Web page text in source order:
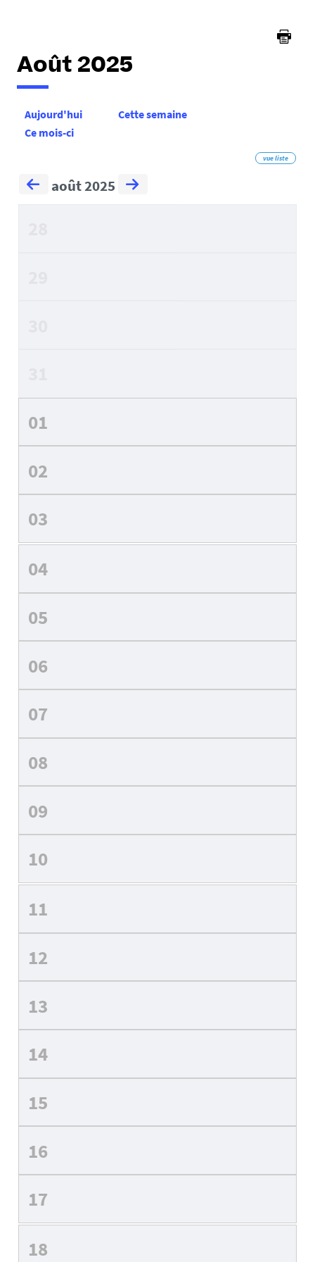
Août 2025
Aujourd'hui
Cette semaine
Ce mois-ci
vue liste
août 2025
01
02
03
04
05
06
07
08
09
10
11
12
13
14
15
16
17
18